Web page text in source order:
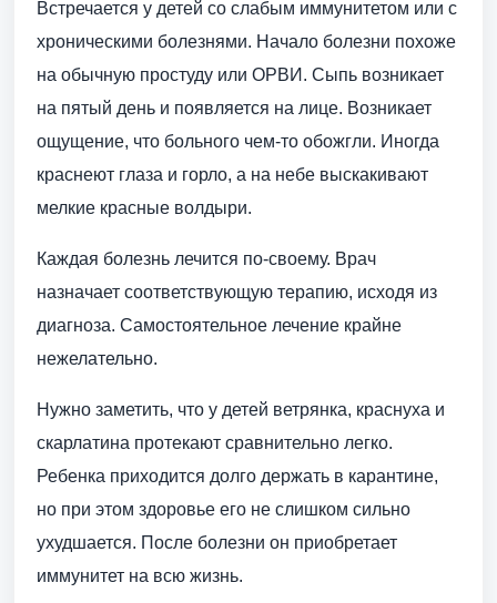
Встречается у детей со слабым иммунитетом или с
хроническими болезнями. Начало болезни похоже
на обычную простуду или ОРВИ. Сыпь возникает
на пятый день и появляется на лице. Возникает
ощущение, что больного чем-то обожгли. Иногда
краснеют глаза и горло, а на небе выскакивают
мелкие красные волдыри.
Каждая болезнь лечится по-своему. Врач
назначает соответствующую терапию, исходя из
диагноза. Самостоятельное лечение крайне
нежелательно.
Нужно заметить, что у детей ветрянка, краснуха и
скарлатина протекают сравнительно легко.
Ребенка приходится долго держать в карантине,
но при этом здоровье его не слишком сильно
ухудшается. После болезни он приобретает
иммунитет на всю жизнь.